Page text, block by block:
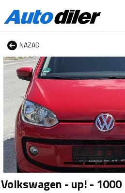
NAZAD
Volkswagen - up! - 1000